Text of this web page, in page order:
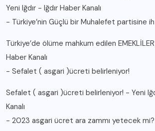
Yeni Iğdır - Iğdır Haber Kanalı
- Türkiye’nin Güçlü bir Muhalefet partisine
Türkiye’de ölüme mahkum edilen
Haber Kanalı
- Sefalet ( asgari )ücreti belirleniyor!
Sefalet ( asgari )ücreti belirleniyor! - Yeni
Kanalı
- 2023 asgari ücret ara zammı yetecek mi?